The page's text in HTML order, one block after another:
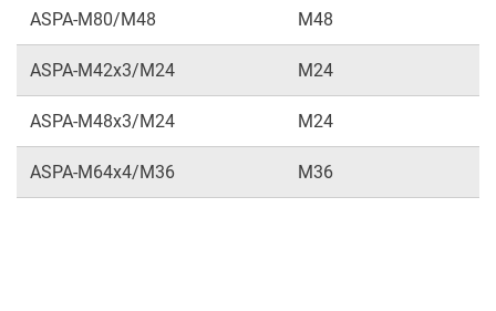
ASPA-M80/M48 M48
ASPA-M42x3/M24 M24
ASPA-M48x3/M24 M24
ASPA-M64x4/M36 M36